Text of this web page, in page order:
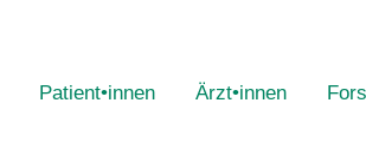
Patient•innen Ärzt•innen